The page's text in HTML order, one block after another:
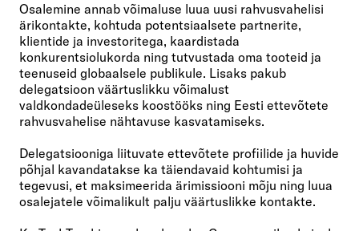
Osalemine annab võimaluse luua uusi rahvusvahelisi
ärikontakte, kohtuda potentsiaalsete partnerite,
klientide ja investoritega, kaardistada
konkurentsiolukorda ning tutvustada oma tooteid ja
teenuseid globaalsele publikule. Lisaks pakub
delegatsioon väärtuslikku võimalust
valdkondadeüleseks koostööks ning Eesti ettevõtete
rahvusvahelise nähtavuse kasvatamiseks.
Delegatsiooniga liituvate ettevõtete profiilide ja huvide
põhjal kavandatakse ka täiendavaid kohtumisi ja
tegevusi, et maksimeerida ärimissiooni mõju ning luua
osalejatele võimalikult palju väärtuslikke kontakte.